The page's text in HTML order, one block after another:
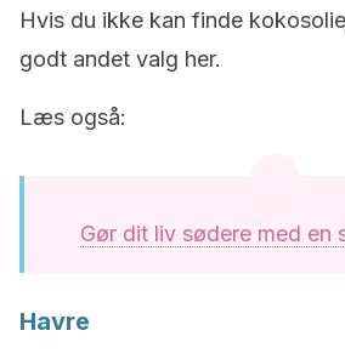
Hvis du ikke kan finde
godt andet valg her.
Læs også:
Gør dit liv sødere med en
Havre